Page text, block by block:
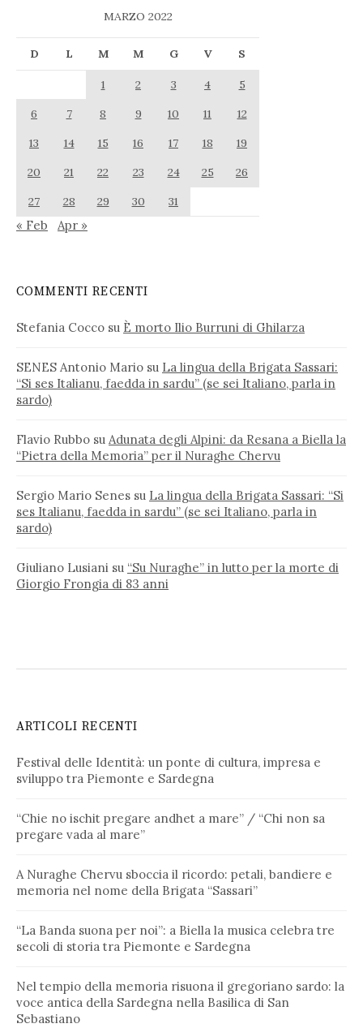
MARZO 2022
D L M M G V S
1 2 3 4
5
6
7 8 9 10 11
12
13
14 15 16 17 18
19
20
21 22 23 24 25
26
27
28 29 30 31
« Feb Apr »
COMMENTI RECENTI
Stefania Cocco su È morto Ilio Burruni di Ghilarza
SENES Antonio Mario su La lingua della Brigata Sassari:
“Si ses Italianu, faedda in sardu” (se sei Italiano, parla in
sardo)
Flavio Rubbo su Adunata degli Alpini: da Resana a Biella la
“Pietra della Memoria” per il Nuraghe Chervu
Sergio Mario Senes su La lingua della Brigata Sassari: “Si
ses Italianu, faedda in sardu” (se sei Italiano, parla in
sardo)
Giuliano Lusiani su “Su Nuraghe” in lutto per la morte di
Giorgio Frongia di 83 anni
ARTICOLI RECENTI
Festival delle Identità: un ponte di cultura, impresa e
sviluppo tra Piemonte e Sardegna
“Chie no ischit pregare andhet a mare” / “Chi non sa
pregare vada al mare”
A Nuraghe Chervu sboccia il ricordo: petali, bandiere e
memoria nel nome della Brigata “Sassari”
“La Banda suona per noi”: a Biella la musica celebra tre
secoli di storia tra Piemonte e Sardegna
Nel tempio della memoria risuona il gregoriano sardo: la
voce antica della Sardegna nella Basilica di San
Sebastiano